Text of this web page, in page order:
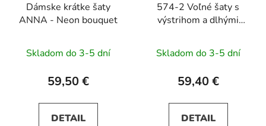
Dámske krátke šaty
ANNA - Neon bouquet
Skladom do 3-5 dní
59,50 €
DETAIL
574-2 Voľné šaty s
výstrihom a dlhými
čokoládová hnedá
Skladom do 3-5 dní
59,40 €
DETAIL